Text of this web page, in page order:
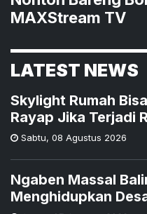
MAXStream TV
LATEST NEWS
Skylight Rumah
Rayap Jika Terjadi
Sabtu, 08 Agustus 2026
Ngaben Massal
Menghidupkan